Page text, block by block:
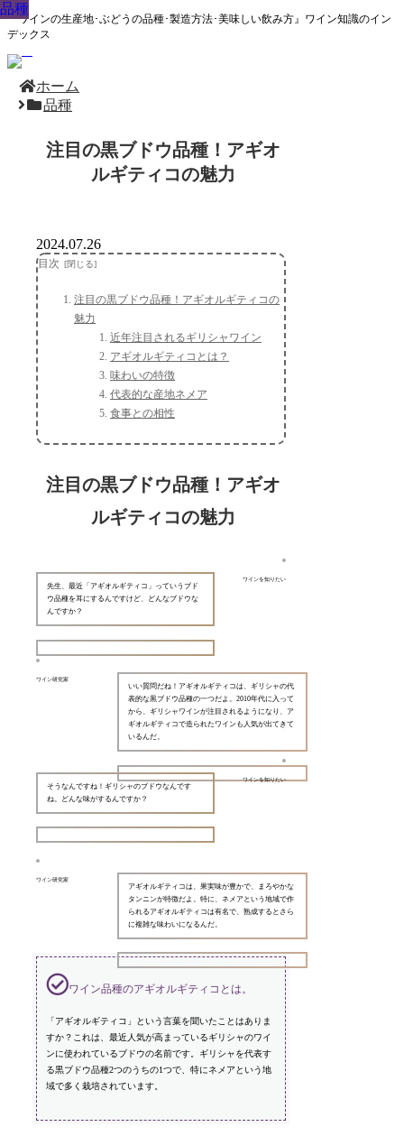
『ワインの生産地･ぶどうの品種･製造方法･美味しい飲み方』ワイン知識のイン
デックス
ホーム
品種
注目の黒ブドウ品種！アギオ
ルギティコの魅力
品種
2024.07.26
目次
注目の黒ブドウ品種！アギオルギティコの
魅力
近年注目されるギリシャワイン
アギオルギティコとは？
味わいの特徴
代表的な産地ネメア
食事との相性
注目の黒ブドウ品種！アギオ
ルギティコの魅力
ワインを知りたい
先生、最近「アギオルギティコ」っていうブド
ウ品種を耳にするんですけど、どんなブドウな
んですか？
ワイン研究家
いい質問だね！アギオルギティコは、ギリシャの代
表的な黒ブドウ品種の一つだよ。2010年代に入って
から、ギリシャワインが注目されるようになり、ア
ギオルギティコで造られたワインも人気が出てきて
いるんだ。
ワインを知りたい
そうなんですね！ギリシャのブドウなんです
ね。どんな味がするんですか？
ワイン研究家
アギオルギティコは、果実味が豊かで、まろやかな
タンニンが特徴だよ。特に、ネメアという地域で作
られるアギオルギティコは有名で、熟成するとさら
に複雑な味わいになるんだ。
ワイン品種のアギオルギティコとは。
「アギオルギティコ」という言葉を聞いたことはありま
すか？これは、最近人気が高まっているギリシャのワイ
ンに使われているブドウの名前です。ギリシャを代表す
る黒ブドウ品種2つのうちの1つで、特にネメアという地
域で多く栽培されています。
品種
品種
品種
品種
品種
品種
品種
品種